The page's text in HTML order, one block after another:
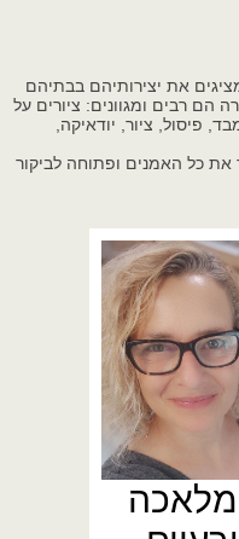
את יצירותיהם בבתיהם
הם רבים ומגוונים: ציורים על
פיסול, ציור, יודאיקה,
כל האמנים ופתוחה לביקור
מלאכה